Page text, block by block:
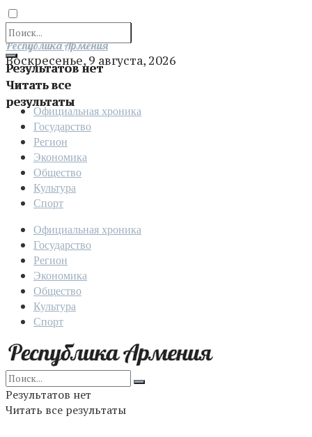
Результатов нет
Читать все
результаты
Отправить
Республика Армения
Воскресенье, 9 августа, 2026
Официальная хроника
Государство
Регион
Экономика
Общество
Культура
Спорт
Официальная хроника
Государство
Регион
Экономика
Общество
Культура
Спорт
Результатов нет
Читать все результаты